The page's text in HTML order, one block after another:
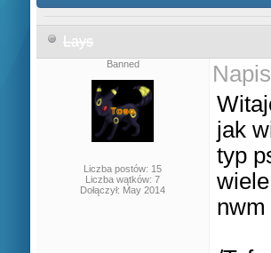
Lays
Banned
Liczba postów: 15
Liczba wątków: 7
Dołączył: May 2014
jak
typ